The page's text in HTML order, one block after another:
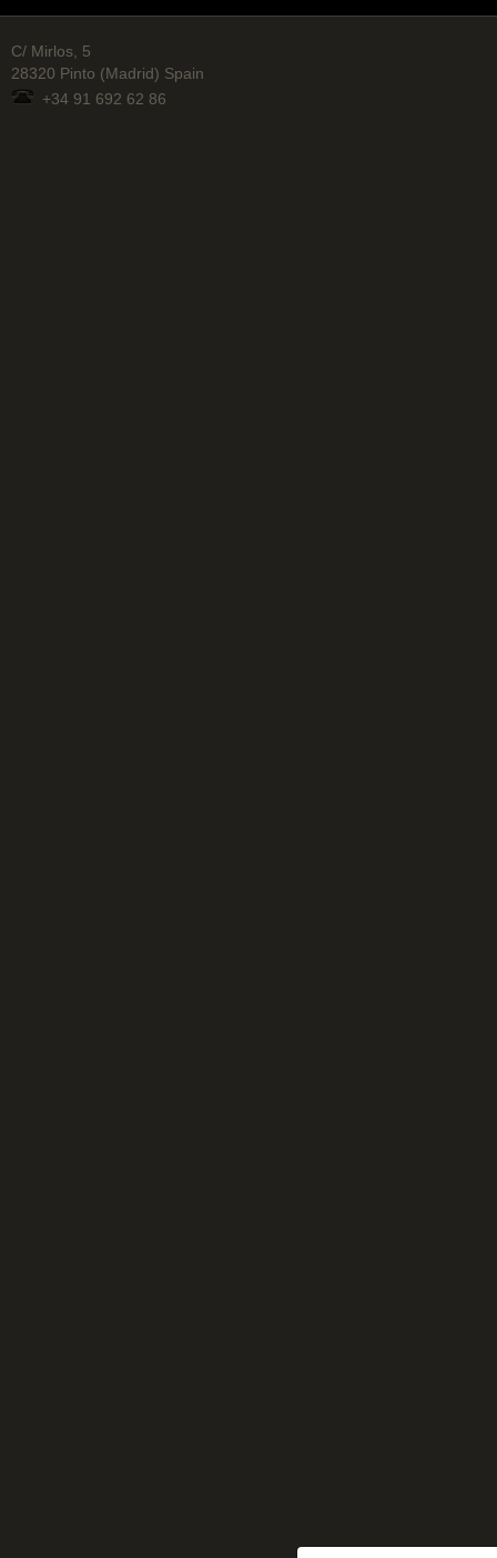
C/ Mirlos, 5
28320 Pinto (Madrid) Spain
+34 91 692 62 86